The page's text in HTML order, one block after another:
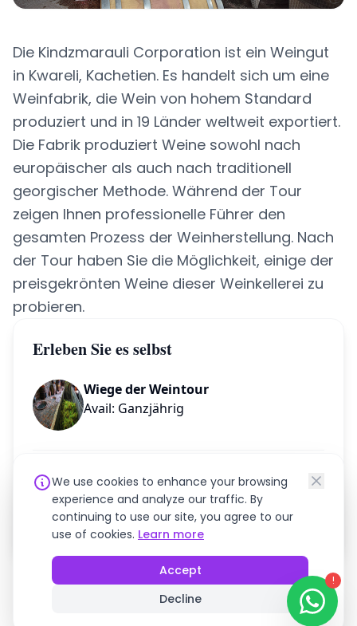
We use cookies to enhance your browsing
experience and analyze our traffic. By
continuing to use our site, you agree to our
use of cookies. Learn more
Accept
Decline
Die Kindzmarauli Corporation ist ein Weingut
in Kwareli, Kachetien. Es handelt sich um eine
Weinfabrik, die Wein von hohem Standard
produziert und in 19 Länder weltweit exportiert.
Die Fabrik produziert Weine sowohl nach
europäischer als auch nach traditionell
georgischer Methode. Während der Tour
zeigen Ihnen professionelle Führer den
gesamten Prozess der Weinherstellung. Nach
der Tour haben Sie die Möglichkeit, einige der
preisgekrönten Weine dieser Weinkellerei zu
probieren.
Erleben Sie es selbst
Wiege der Weintour
Avail: Ganzjährig
Brauchen Sie Hilfe bei der Planung Ihrer Reise?
Chat auf WhatsApp
!